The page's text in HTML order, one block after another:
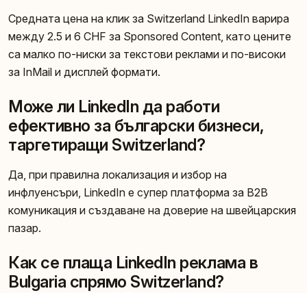
Средната цена на клик за Switzerland LinkedIn варира
между 2.5 и 6 CHF за Sponsored Content, като цените
са малко по-ниски за текстови реклами и по-високи
за InMail и дисплей формати.
Може ли LinkedIn да работи
ефективно за български бизнеси,
таргетиращи Switzerland?
Да, при правилна локализация и избор на
инфлуенсъри, LinkedIn е супер платформа за B2B
комуникация и създаване на доверие на швейцарския
пазар.
Как се плаща LinkedIn реклама в
Bulgaria спрямо Switzerland?